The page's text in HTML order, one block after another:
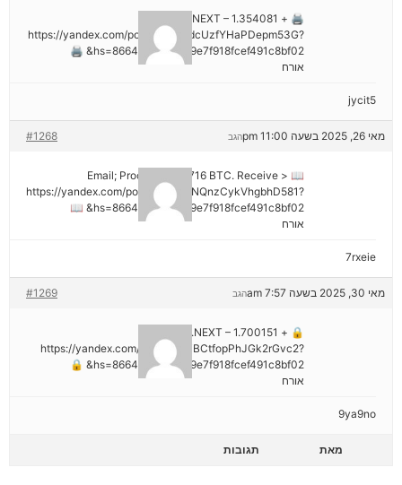
🖨 + 1.354081 BTC.NEXT –
https://yandex.com/poll/Ef2mNddcUzfYHaPDepm53G?
hs=8664c520642b9e7f918fcef491c8bf02& 🖨
אורח
jycit5
מאי 26, 2025 בשעה 11:00 pm #1268 הגב
📖 Email; Process 1.913716 BTC. Receive >
https://yandex.com/poll/DCTzwgNQnzCykVhgbhD581?
hs=8664c520642b9e7f918fcef491c8bf02& 📖
אורח
7rxeie
מאי 30, 2025 בשעה 7:57 am #1269 הגב
🔒 + 1.700151 BTC.NEXT –
https://yandex.com/poll/HsemiBCtfopPhJGk2rGvc2?
hs=8664c520642b9e7f918fcef491c8bf02& 🔒
אורח
9ya9no
מאת תגובות